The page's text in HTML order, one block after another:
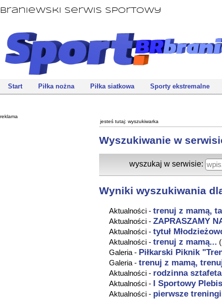
Braniewski Serwis Sportowy
Start Piłka nożna Piłka siatkowa Sporty ekstremalne
reklama
jesteś tutaj: wyszukiwarka
Wyszukiwanie w
wyszukaj w serwisie:
Wyniki wyszukiwania
Aktualności - trenuj z mamą,
Aktualności - ZAPRASZAMY
Aktualności - tytuł
Aktualności - trenuj z mamą...
Galeria - Piłkarski Piknik
Galeria - trenuj z mamą,
Aktualności - rodzinna sztafeta
Aktualności - I Sportowy
Aktualności - pierwsze